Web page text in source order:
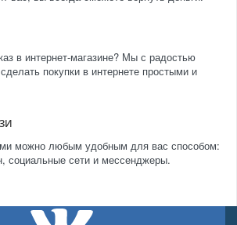
в интернет-магазине? Мы с радостью
покупки в интернете простыми и
можно любым удобным для вас способом:
социальные сети и мессенджеры.